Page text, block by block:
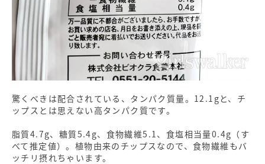
驚くべきは配合されている、タンパク質量。12.1gと、チ
ップスとは思えない高タンパク質です。
脂質4.7g、糖質5.4g、食物繊維5.1、食塩相当量0.4g（す
べて推定値）。植物由来のチップスなので、食物繊維もバ
ッチリ摂れちゃいます。